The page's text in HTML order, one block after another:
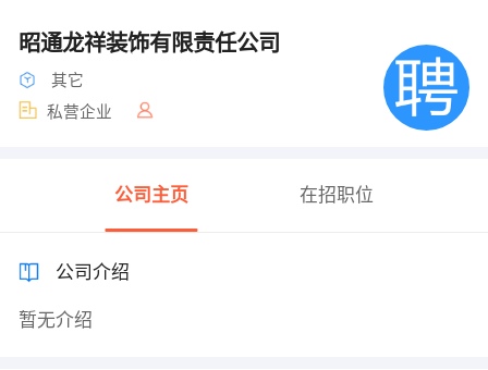
昭通龙祥装饰有限责任公司
其它
私营企业
公司主页 在招职位
公司介绍
暂无介绍